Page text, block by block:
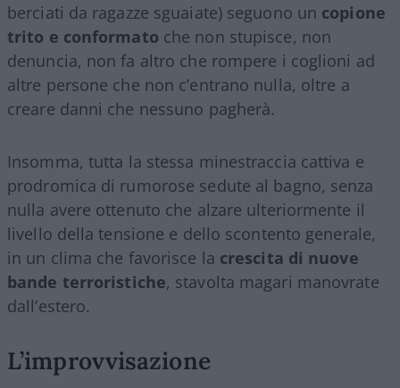
berciati da ragazze sguaiate) seguono un copione
trito e conformato che non stupisce, non
denuncia, non fa altro che rompere i coglioni ad
altre persone che non c’entrano nulla, oltre a
creare danni che nessuno pagherà.
Insomma, tutta la stessa minestraccia cattiva e
prodromica di rumorose sedute al bagno, senza
nulla avere ottenuto che alzare ulteriormente il
livello della tensione e dello scontento generale,
in un clima che favorisce la crescita di nuove
bande terroristiche, stavolta magari manovrate
dall’estero.
L’improvvisazione